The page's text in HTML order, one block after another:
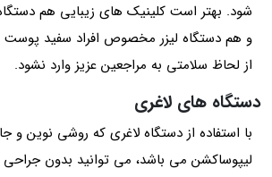
شود. بهتر است کلینیک های زیبایی هم
و هم دستگاه لیزر مخصوص افراد سفید پوست
از لحاظ سلامتی به مراجعین عزیز وارد نشود.
دستگاه های لاغری
با استفاده از دستگاه لاغری که روشی نوین و
لیپوساکشن می باشد، می توانید بدون